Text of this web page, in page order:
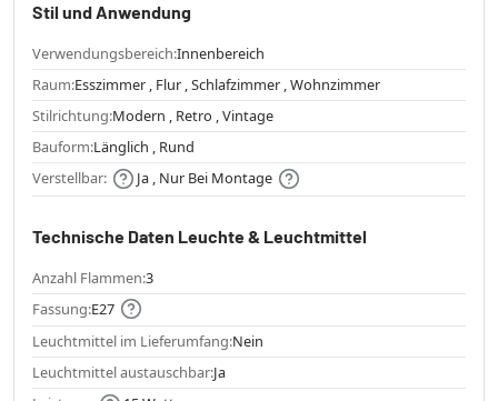
Stil und Anwendung
Verwendungsbereich:Innenbereich
Raum:Esszimmer , Flur , Schlafzimmer , Wohnzimmer
Stilrichtung:Modern , Retro , Vintage
Bauform:Länglich , Rund
Verstellbar:
Ja , Nur Bei Montage
Technische Daten Leuchte & Leuchtmittel
Anzahl Flammen:3
Fassung:E27
Leuchtmittel im Lieferumfang:Nein
Leuchtmittel austauschbar:Ja